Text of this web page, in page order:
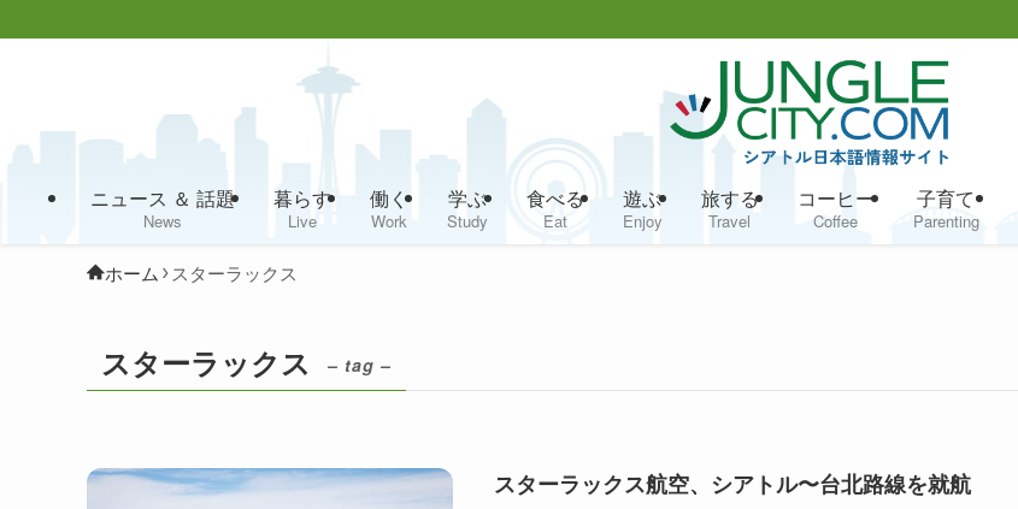
ニュース ＆ 話題
News
暮らす
Live
働く
Work
学ぶ
Study
食べる
Eat
遊ぶ
Enjoy
旅する
Travel
コーヒー
Coffee
子育て
Parenting
ホーム スターラックス
スターラックス – tag –
スターラックス航空、シアトル〜台北路線を就航